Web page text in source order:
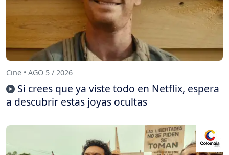
Cine • AGO 5 / 2026
Si crees que ya viste todo en Netflix, espera
a descubrir estas joyas ocultas